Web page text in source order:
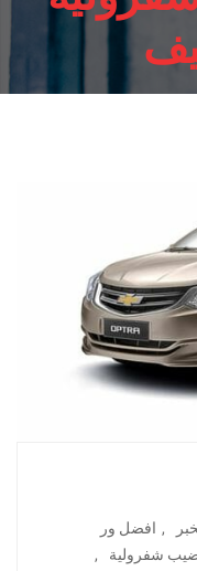
, افضل ور
شفرولية
,